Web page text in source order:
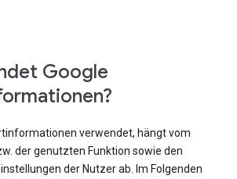
Google
verwendet, hängt vom
der genutzten Funktion sowie den
der Nutzer ab. Im Folgenden